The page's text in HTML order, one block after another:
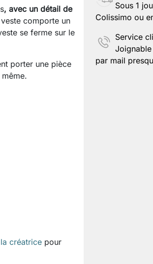
Sous 1
Colissimo ou
Service
par mail
, avec un détail de
comporte un
se ferme sur le
porter une pièce
créatrice pour